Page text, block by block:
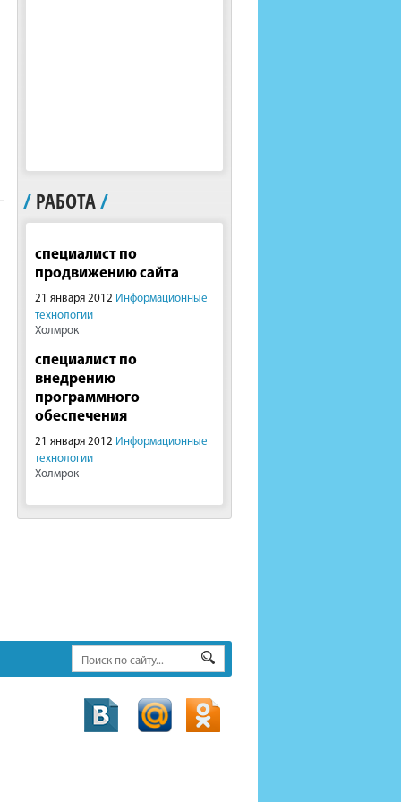
/ РАБОТА/
специалист по
продвижению сайта
21 января 2012 Информационные
технологии
Холмрок
специалист по
внедрению
программного
обеспечения
21 января 2012 Информационные
технологии
Холмрок